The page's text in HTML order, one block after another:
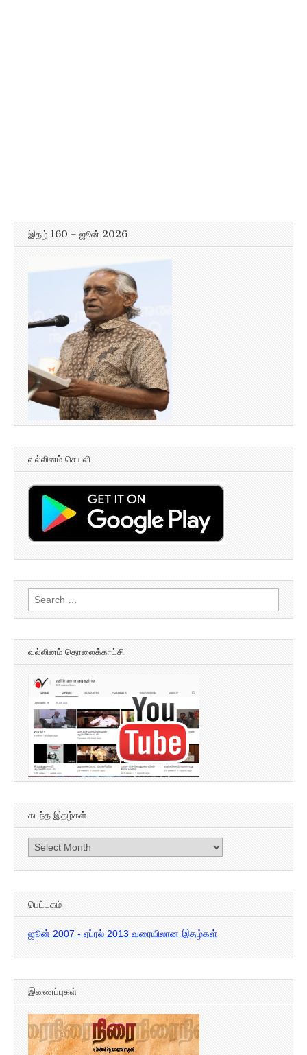
இதழ் 160 – ஜூன் 2026
வல்லினம் செயலி
Search
for:
வல்லினம் தொலைக்காட்சி
கடந்த இதழ்கள்
கடந்த
இதழ்கள்
பெட்டகம்
ஜூன் 2007 - ஏப்ரல் 2013 வரையிலான இதழ்கள்
இணைப்புகள்